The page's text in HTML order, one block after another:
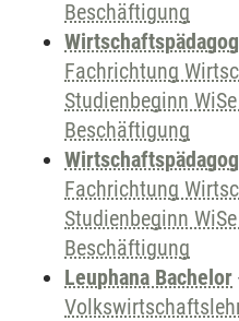
Beschäftigung
Fachrichtung
Studienbeginn
Beschäftigung
Fachrichtung
Studienbeginn
Beschäftigung
Leuphana Bachelor